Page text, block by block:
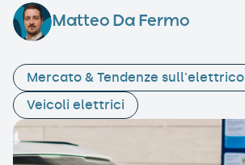
Matteo Da Fermo
Mercato & Tendenze sull'elettrico
Veicoli elettrici